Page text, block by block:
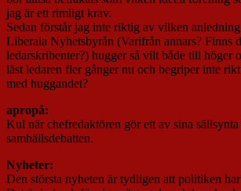
jag är ett rimligt krav.
Sedan förstår jag inte riktig av vilken
Liberala Nyhetsbyrån (Varifrån annars? Finns
ledarskribenter?) hugger så vilt både till höger
läst ledaren fler gånger nu och begriper inte
med huggandet?
apropå:
Kul när chefredaktören gör ett av sina
samhällsdebatten.
Nyheter:
Den största nyheten är tydligen att politiken